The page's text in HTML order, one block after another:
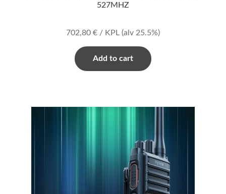
527MHZ
702,80 € / KPL (alv 25.5%)
Add to cart